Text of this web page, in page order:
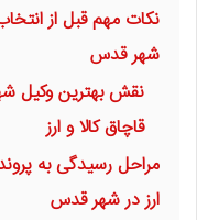
نکات مهم قبل از
شهر قدس
نقش بهترین وکیل
قاچاق کالا و ارز
مراحل رسیدگی به
ارز در شهر قدس